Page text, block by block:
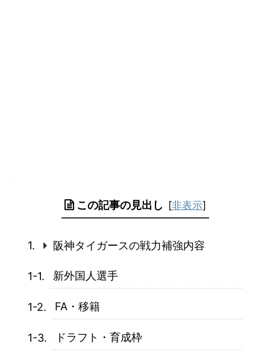
この記事の見出し [非表示]
阪神タイガースの戦力補強内容
新外国人選手
FA・移籍
ドラフト・育成枠